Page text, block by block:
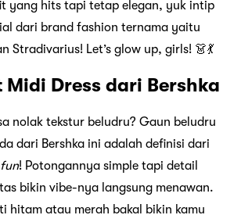
yang hits tapi tetap elegan, yuk intip
dari brand fashion ternama yaitu
Stradivarius! Let’s glow up, girls! 👗💃
Midi Dress dari Bershka
nolak tekstur beludru? Gaun beludru
dari Bershka ini adalah definisi dari
fun! Potongannya simple tapi detail
bikin vibe-nya langsung menawan.
hitam atau merah bakal bikin kamu